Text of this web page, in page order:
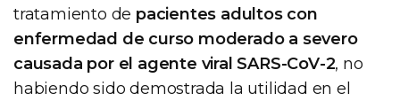
tratamiento de pacientes adultos con
enfermedad de curso moderado a severo
causada por el agente viral SARS-CoV-2, no
habiendo sido demostrada la utilidad en el